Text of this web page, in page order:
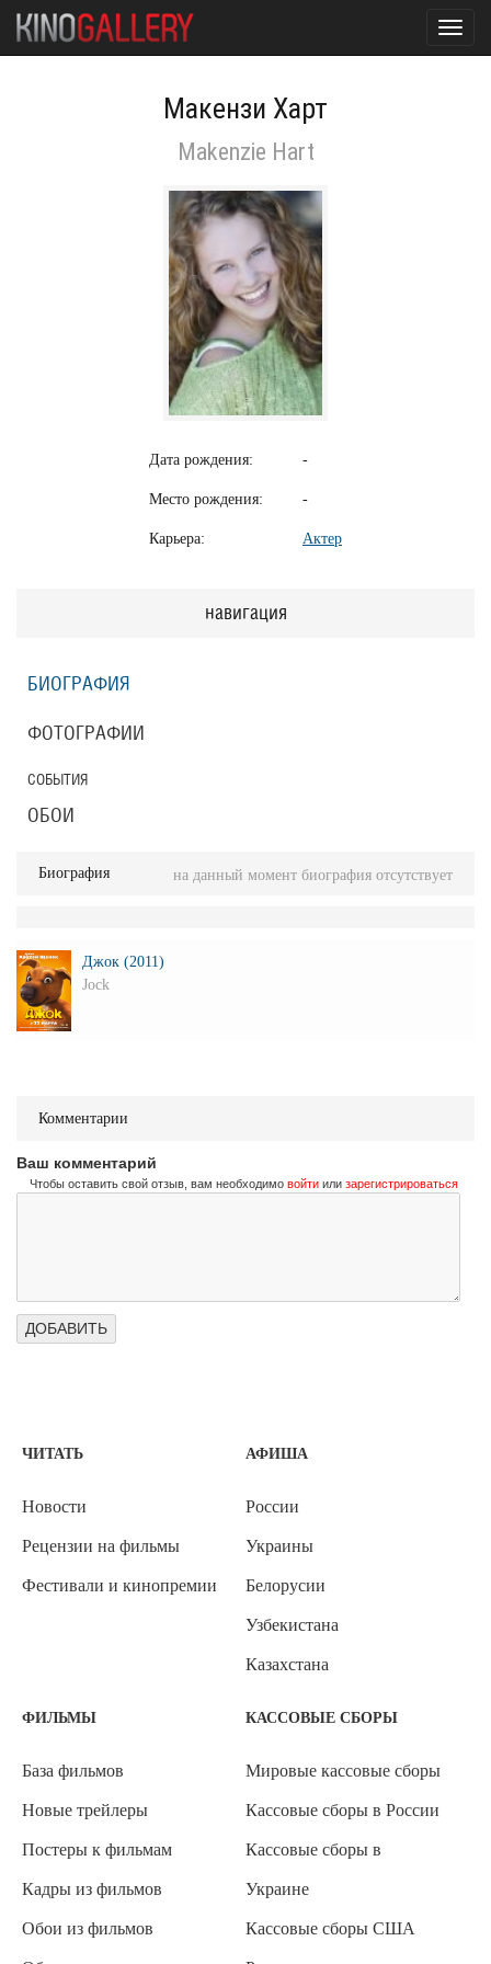
Макензи Харт
Makenzie Hart
Дата рождения: -
Место рождения: -
Карьера: Актер
навигация
БИОГРАФИЯ
ФОТОГРАФИИ
СОБЫТИЯ
ОБОИ
Биография на данный момент биография отсутствует
Джок (2011)
Jock
Комментарии
Ваш комментарий
Чтобы оставить свой отзыв, вам необходимо войти или зарегистрироваться
ЧИТАТЬ
Новости
Рецензии на фильмы
Фестивали и кинопремии
АФИША
России
Украины
Белорусии
Узбекистана
Казахстана
ФИЛЬМЫ
База фильмов
Новые трейлеры
Постеры к фильмам
Кадры из фильмов
Обои из фильмов
КАССОВЫЕ СБОРЫ
Мировые кассовые сборы
Кассовые сборы в России
Кассовые сборы в
Украине
Кассовые сборы США